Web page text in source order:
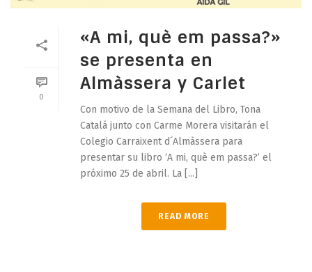
0
«A mi, què em passa?»
se presenta en
Almàssera y Carlet
Con motivo de la Semana del Libro, Tona
Catalá junto con Carme Morera visitarán el
Colegio Carraixent d´Almàssera para
presentar su libro ‘A mi, què em passa?’ el
próximo 25 de abril. La [...]
READ MORE